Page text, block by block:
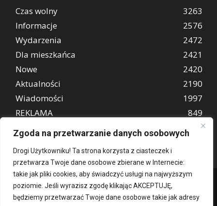
Zgoda na przetwarzanie danych osobowych
Drogi Użytkowniku! Ta strona korzysta z ciasteczek i
przetwarza Twoje dane osobowe zbierane w Internecie:
takie jak pliki cookies, aby świadczyć usługi na najwyższym
poziomie. Jeśli wyrazisz zgodę klikając AKCEPTUJĘ,
będziemy przetwarzać Twoje dane osobowe takie jak adresy
Czas wolny
3263
Informacje
2576
Wydarzenia
2472
Dla mieszkańca
2421
Nowe
2420
Aktualności
2190
Wiadomości
1997
REKLAMA
849
Atrakcje turystyczne
670